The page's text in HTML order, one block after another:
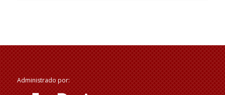
Administrado por: